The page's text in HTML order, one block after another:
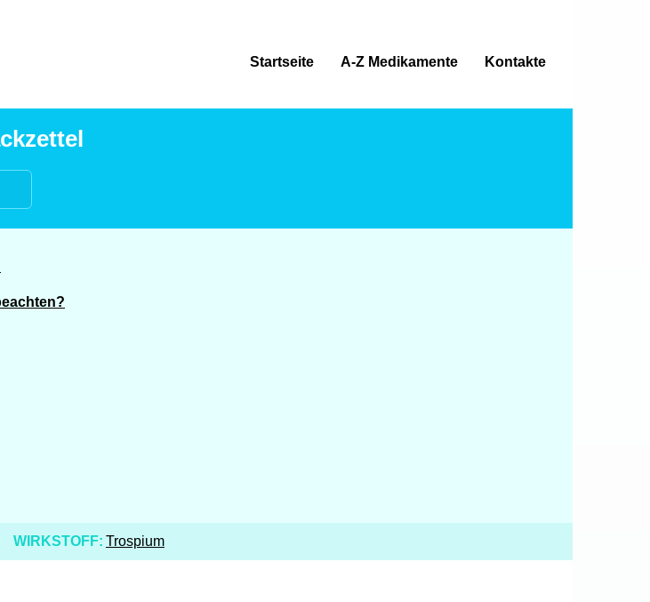
Startseite A-Z Medikamente Kontakte
WIRKSTOFF: Trospium